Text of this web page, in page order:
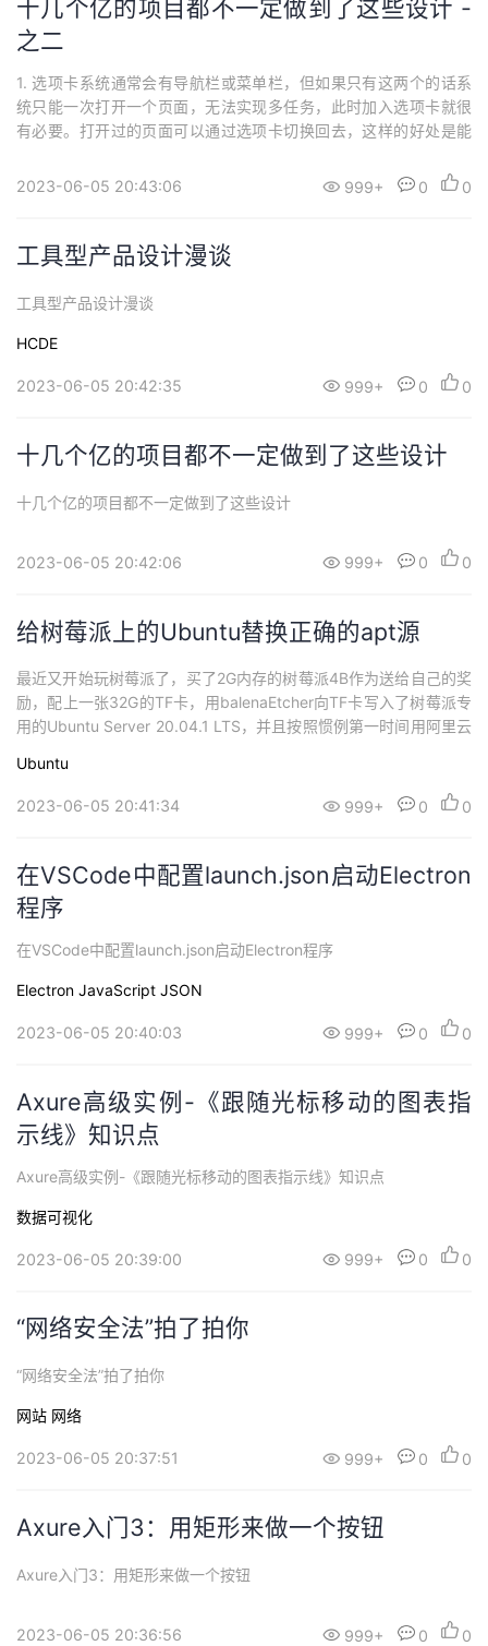
十几个亿的项目都不一定做到了这些设计 -
之二
1. 选项卡系统通常会有导航栏或菜单栏，但如果只有这两个的话系
统只能一次打开一个页面，无法实现多任务，此时加入选项卡就很
有必要。打开过的页面可以通过选项卡切换回去，这样的好处是能
用户无操作一定时长后超时，用户再操作前要求重新登录，避免用
2023-06-05 20:43:06 999+ 0 0
工具型产品设计漫谈
工具型产品设计漫谈
HCDE
2023-06-05 20:42:35 999+ 0 0
十几个亿的项目都不一定做到了这些设计
十几个亿的项目都不一定做到了这些设计
2023-06-05 20:42:06 999+ 0 0
给树莓派上的Ubuntu替换正确的apt源
最近又开始玩树莓派了，买了2G内存的树莓派4B作为送给自己的奖
励，配上一张32G的TF卡，用balenaEtcher向TF卡写入了树莓派专
用的Ubuntu Server 20.04.1 LTS，并且按照惯例第一时间用阿里云
版本的Ubuntu Server默认开启了ssh，接入网线后用Goby扫描拿到
了树莓派的IP，顺利通过ssh登...
Ubuntu
2023-06-05 20:41:34 999+ 0 0
在VSCode中配置launch.json启动Electron
程序
在VSCode中配置launch.json启动Electron程序
Electron JavaScript JSON
2023-06-05 20:40:03 999+ 0 0
Axure高级实例-《跟随光标移动的图表指
示线》知识点
Axure高级实例-《跟随光标移动的图表指示线》知识点
数据可视化
2023-06-05 20:39:00 999+ 0 0
“网络安全法”拍了拍你
“网络安全法”拍了拍你
网站 网络
2023-06-05 20:37:51 999+ 0 0
Axure入门3：用矩形来做一个按钮
Axure入门3：用矩形来做一个按钮
2023-06-05 20:36:56 999+ 0 0